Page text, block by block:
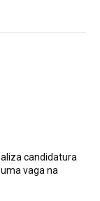
candidatura
vaga na